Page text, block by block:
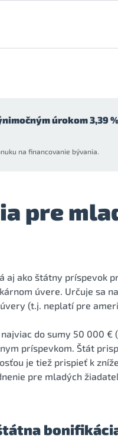
úrokom 3,39
na financovanie bývania.
pre
aj ako štátny príspevok
úvere. Určuje sa
(t.j. neplatí pre
do sumy 50 000 €
príspevkom. Štát
je tiež prispieť k
pre mladých